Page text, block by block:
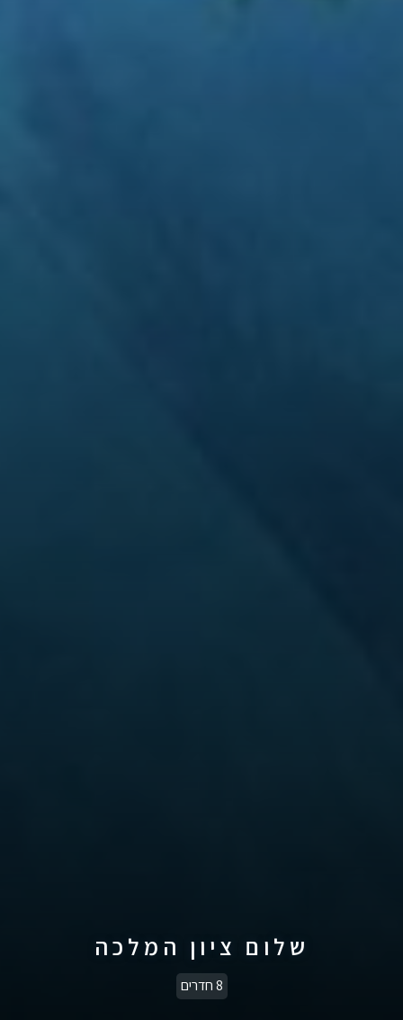
שלום ציון המלכה
8 חדרים